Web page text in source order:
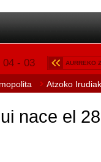
04 - 03 AURREKO
Atzoko Irudiak
nace el